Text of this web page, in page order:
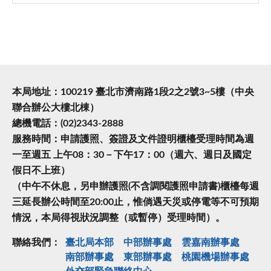
本局地址：100219 臺北市濟南路1段2之2號3~5樓（中央
聯合辦公大樓北棟）
總機電話：(02)2343-2888
服務時間：申請護照、簽證及文件證明櫃檯受理時間為週
一至週五 上午08：30－下午17：00（週六、週日及國定
假日不上班）
（中午不休息，另申辦護照(不含調閱護照申請書)櫃檯每週
三延長辦公時間至20:00止，惟倘遇天災或停電等不可預期
情況，本局得視狀況調整（或暫停）受理時間）。
聯絡我們： 臺北局本部 中部辦事處
雲嘉南辦事處
南部辦事處
東部辦事處
桃園機場辦事處